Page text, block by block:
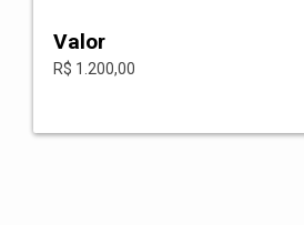
Valor
R$ 1.200,00